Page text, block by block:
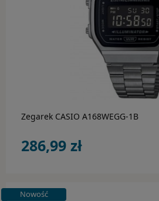
Zegarek CASIO A168WEGG-1B
286,99 zł
do koszyka
Nowość